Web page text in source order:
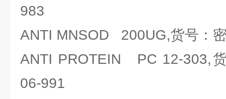
983
ANTI MNSOD 200UG,货号：
ANTI PROTEIN PC 12-303,
06-991